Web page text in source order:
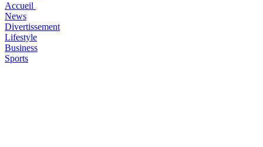
Accueil
News
Divertissement
Lifestyle
Business
Sports